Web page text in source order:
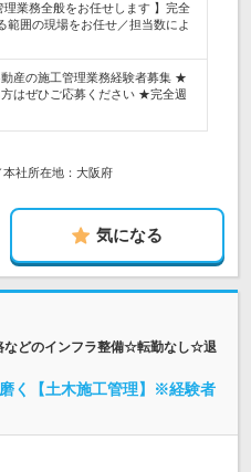
理業務全般をお任せします 】完全
範囲の現場をお任せ／担当数によ
動産の施工管理業務経験者募集 ★
はぜひご応募ください ★完全週
社所在地：大阪府
気になる
などのインフラ整備☆転勤なし☆退
く【土木施工管理】※経験者